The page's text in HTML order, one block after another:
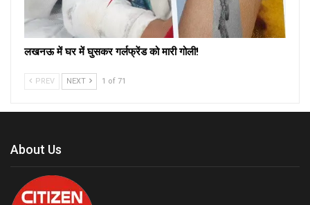
लखनऊ में घर में घुसकर गर्लफ्रेंड को मारी गोली!
PREV NEXT 1 of 71
About Us